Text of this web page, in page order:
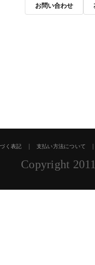
お問い合わせ
く表記 支払い方法について
Copyright